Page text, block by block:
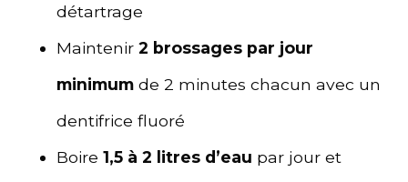
détartrage
Maintenir 2 brossages par jour
minimumde 2 minutes chacun avec un
dentifrice fluoré
Boire 1,5 à 2 litres d’eau par jour et